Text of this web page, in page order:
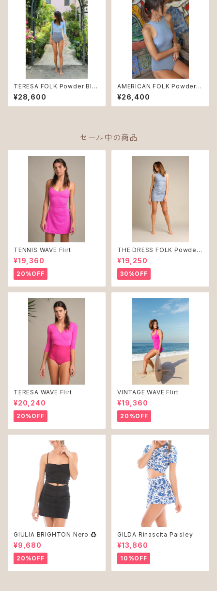
TERESA FOLK Powder Blu
e ♻︎
¥28,600
AMERICAN FOLK Powder B
lue ♻︎
¥26,400
セール中の商品
TENNIS WAVE Flirt
¥19,360
20%OFF
THE DRESS FOLK Powder
Blue ♻︎
¥19,250
30%OFF
TERESA WAVE Flirt
¥20,240
20%OFF
VINTAGE WAVE Flirt
¥19,360
20%OFF
GIULIA BRIGHTON Nero ♻︎
¥9,680
20%OFF
GILDA Rinascita Paisley
¥13,860
10%OFF